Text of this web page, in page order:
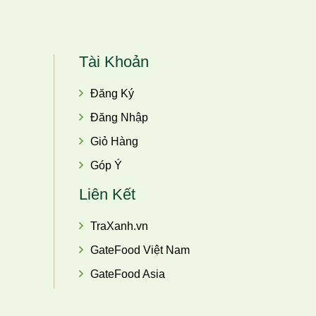
Tài Khoản
Đăng Ký
Đăng Nhập
Giỏ Hàng
Góp Ý
Liên Kết
TraXanh.vn
GateFood Việt Nam
GateFood Asia